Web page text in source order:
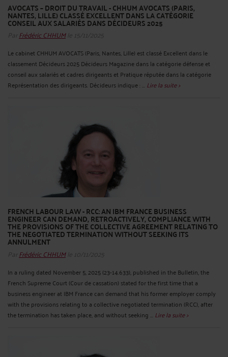
AVOCATS – DROIT DU TRAVAIL - CHHUM AVOCATS (PARIS,
NANTES, LILLE) CLASSÉ EXCELLENT DANS LA CATÉGORIE
CONSEIL AUX SALARIÉS DANS DÉCIDEURS 2025
Par Frédéric CHHUMle 15/11/2025
Le cabinet CHHUM AVOCATS (Paris, Nantes, Lille) est classé Excellent dans le
classement Décideurs 2025 Décideurs Magazine dans la catégorie défense et
conseil aux salariés et cadres dirigeants et Pratique réputée dans la catégorie
Représentation des dirigeants. Décideurs indique : ... Lire la suite >
FRENCH LABOUR LAW - RCC: AN IBM FRANCE BUSINESS
ENGINEER CAN DEMAND, RETROACTIVELY, COMPLIANCE WITH
THE PROVISIONS OF THE COLLECTIVE AGREEMENT RELATING TO
THE NEGOTIATED TERMINATION WITHOUT SEEKING ITS
ANNULMENT
Par Frédéric CHHUMle 10/11/2025
In a ruling dated November 5, 2025 (23-14.633), published in the Bulletin, the
French Supreme Court (Cour de cassation) stated for the first time that a
business engineer at IBM France can demand that his former employer comply
with the provisions relating to a collective negotiated termination (RCC), after
the termination has taken place, and without seeking ... Lire la suite >